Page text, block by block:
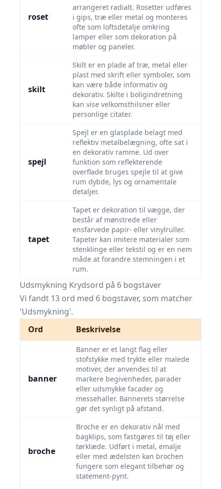
roset
arrangeret radialt. Rosetter udføres
i gips, træ eller metal og monteres
ofte som loftsdetalje omkring
lamper eller som dekoration på
møbler og paneler.
skilt
Skilt er en plade af træ, metal eller
plast med skrift eller symboler, som
kan være både informativ og
dekorativ. Skilte i boligindretning
kan vise velkomsthilsner eller
personlige citater.
spejl
Spejl er en glasplade belagt med
reflektiv metalbelægning, ofte sat i
en dekorativ ramme. Ud over
funktion som reflekterende
overflade bruges spejle til at give
rum dybde, lys og ornamentale
detaljer.
tapet
Tapet er dekoration til vægge, der
består af mønstrede eller
ensfarvede papir- eller vinylruller.
Tapeter kan imitere materialer som
stenklinge eller tekstil og er en nem
måde at forandre stemningen i et
rum.
Udsmykning Krydsord på 6 bogstaver
Vi fandt 13 ord med 6 bogstaver, som matcher
'Udsmykning'.
Ord
Beskrivelse
banner
Banner er et langt flag eller
stofstykke med trykte eller malede
motiver, der anvendes til at
markere begivenheder, parader
eller udsmykke facader og
messehaller. Bannerets størrelse
gør det synligt på afstand.
broche
Broche er en dekorativ nål med
bagklips, som fastgøres til tøj eller
tørklæde. Udført i metal, emalje
eller med ædelsten kan brochen
fungere som elegant tilbehør og
statement-pynt.